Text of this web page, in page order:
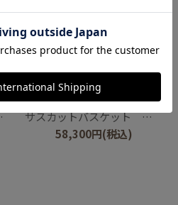
genten
サスカットバスケット ペール
58,300円(税込)